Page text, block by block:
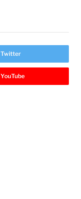
Twitter
YouTube